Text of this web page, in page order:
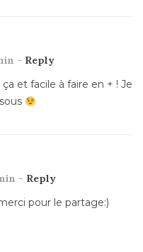
- Reply
et facile à faire en + ! Je
- Reply
pour le partage:)